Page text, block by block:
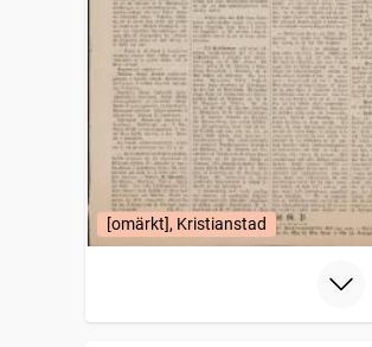
[omärkt], Kristianstad